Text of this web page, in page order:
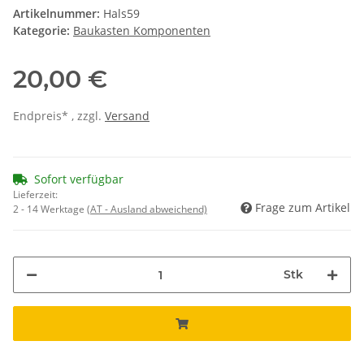
Artikelnummer: Hals59
Kategorie: Baukasten Komponenten
20,00 €
Endpreis* , zzgl. Versand
Sofort verfügbar
Lieferzeit:
2 - 14 Werktage (AT - Ausland abweichend) Frage zum Artikel
Stk